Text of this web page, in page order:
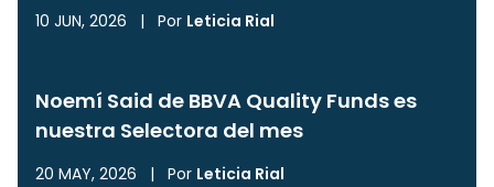
10 JUN, 2026 | Por Leticia Rial
Noemí Said de BBVA Quality Funds es
nuestra Selectora del mes
20 MAY, 2026 | Por Leticia Rial